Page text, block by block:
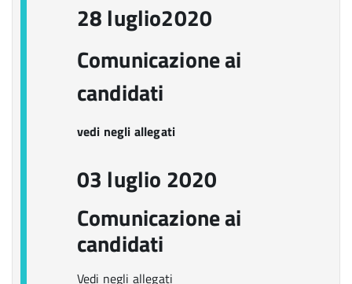
28 luglio2020
Comunicazione ai
candidati
vedi negli allegati
03 luglio 2020
Comunicazione ai
candidati
Vedi negli allegati